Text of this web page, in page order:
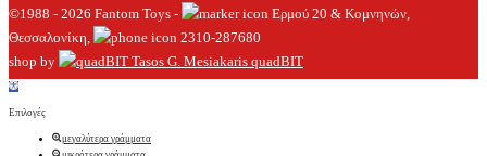
©1988 - 2026 Fantom Toys -
Ερμού 20 & Κομνηνών,
Θεσσαλονίκη,
2310-287680
shop by
quadBIT
Επιλογές
μεγαλύτερα γράμματα